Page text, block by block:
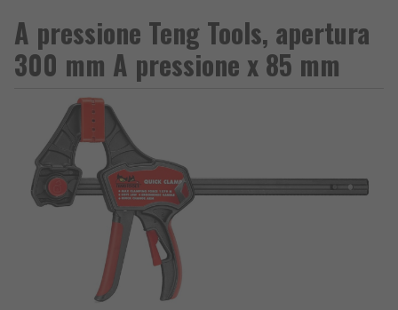
A pressione Teng Tools, apertura
300 mm A pressione x 85 mm